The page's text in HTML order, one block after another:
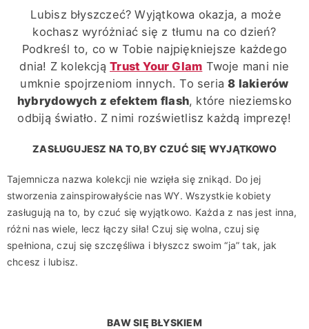
Lubisz błyszczeć? Wyjątkowa okazja, a może
kochasz wyróżniać się z tłumu na co dzień?
Podkreśl to, co w Tobie najpiękniejsze każdego
dnia! Z kolekcjąTrust Your Glam Twoje mani nie
umknie spojrzeniom innych. To seria8 lakierów
hybrydowych z efektem flash, które nieziemsko
odbiją światło. Z nimi rozświetlisz każdą imprezę!
ZASŁUGUJESZ NA TO, BY CZUĆ SIĘ WYJĄTKOWO
Tajemnicza nazwa kolekcji nie wzięła się znikąd. Do jej
stworzenia zainspirowałyście nas WY. Wszystkie kobiety
zasługują na to, by czuć się wyjątkowo. Każda z nas jest inna,
różni nas wiele, lecz łączy siła! Czuj się wolna, czuj się
spełniona, czuj się szczęśliwa i błyszcz swoim “ja” tak, jak
chcesz i lubisz.
BAW SIĘ BŁYSKIEM